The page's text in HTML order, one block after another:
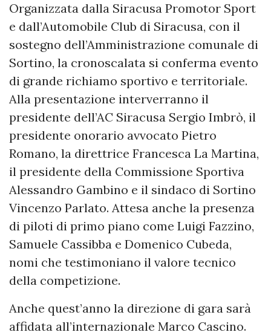
Organizzata dalla Siracusa Promotor Sport
e dall’Automobile Club di Siracusa, con il
sostegno dell’Amministrazione comunale di
Sortino, la cronoscalata si conferma evento
di grande richiamo sportivo e territoriale.
Alla presentazione interverranno il
presidente dell’AC Siracusa Sergio Imbrò, il
presidente onorario avvocato Pietro
Romano, la direttrice Francesca La Martina,
il presidente della Commissione Sportiva
Alessandro Gambino e il sindaco di Sortino
Vincenzo Parlato. Attesa anche la presenza
di piloti di primo piano come Luigi Fazzino,
Samuele Cassibba e Domenico Cubeda,
nomi che testimoniano il valore tecnico
della competizione.
Anche quest’anno la direzione di gara sarà
affidata all’internazionale Marco Cascino.